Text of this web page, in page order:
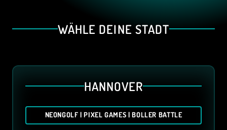
WÄHLE DEINE STADT
HANNOVER
NEONGOLF | PIXEL GAMES | BOLLER BATTLE